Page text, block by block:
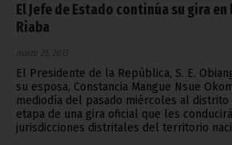
El Jefe de Estado continúa su gira
Riaba
marzo 25, 2013
El Presidente de la República, S. E.
su esposa, Constancia Mangue Nsue
mediodía del pasado miércoles al distrito
etapa de una gira oficial que les
jurisdicciones distritales del territorio